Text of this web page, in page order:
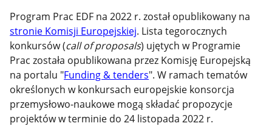
Program Prac EDF na 2022 r. został opublikowany na
stronie Komisji Europejskiej. Lista tegorocznych
konkursów (call of proposals) ujętych w Programie
Prac została opublikowana przez Komisję Europejską
na portalu "Funding & tenders". W ramach tematów
określonych w konkursach europejskie konsorcja
przemysłowo-naukowe mogą składać propozycje
projektów w terminie do 24 listopada 2022 r.